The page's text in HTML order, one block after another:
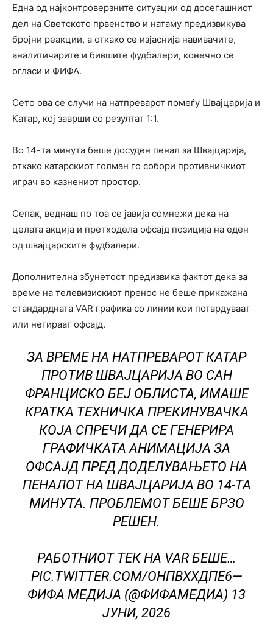
Една од најконтроверзните ситуации од досегашниот
дел на Светското првенство и натаму предизвикува
бројни реакции, а откако се изјаснија навивачите,
аналитичарите и бившите фудбалери, конечно се
огласи и ФИФА.
Сето ова се случи на натпреварот помеѓу Швајцарија и
Катар, кој заврши со резултат 1:1.
Во 14-та минута беше досуден пенал за Швајцарија,
откако катарскиот голман го собори противничкиот
играч во казнениот простор.
Сепак, веднаш по тоа се јавија сомнежи дека на
целата акција и претходела офсајд позиција на еден
од швајцарските фудбалери.
Дополнителна збунетост предизвика фактот дека за
време на телевизискиот пренос не беше прикажана
стандардната VAR графика со линии кои потврдуваат
или негираат офсајд.
ЗА ВРЕМЕ НА НАТПРЕВАРОТ КАТАР
ПРОТИВ ШВАЈЦАРИЈА ВО САН
ФРАНЦИСКО БЕЈ ОБЛИСТА, ИМАШЕ
КРАТКА ТЕХНИЧКА ПРЕКИНУВАЧКА
КОЈА СПРЕЧИ ДА СЕ ГЕНЕРИРА
ГРАФИЧКАТА АНИМАЦИЈА ЗА
ОФСАЈД ПРЕД ДОДЕЛУВАЊЕТО НА
ПЕНАЛОТ НА ШВАЈЦАРИЈА ВО 14-ТА
МИНУТА. ПРОБЛЕМОТ БЕШЕ БРЗО
РЕШЕН.
РАБОТНИОТ ТЕК НА VAR БЕШЕ…
PIC.TWITTER.COM/ОНПВХХДПЕ6—
ФИФА МЕДИЈА (@ФИФАМЕДИА) 13
ЈУНИ, 2026